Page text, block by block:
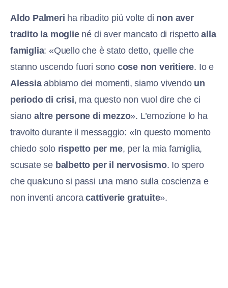
Aldo Palmeri ha ribadito più volte di non aver
tradito la mogliené di aver mancato di rispettoalla
famiglia: «Quello che è stato detto, quelle che
stanno uscendo fuori sono cose non veritiere. Io e
Alessiaabbiamo dei momenti, siamo vivendo un
periodo di crisi, ma questo non vuol dire che ci
siano altre persone di mezzo». L’emozione lo ha
travolto durante il messaggio: «In questo momento
chiedo solo rispetto per me, per la mia famiglia,
scusate se balbetto per il nervosismo. Io spero
che qualcuno si passi una mano sulla coscienza e
non inventi ancoracattiverie gratuite».